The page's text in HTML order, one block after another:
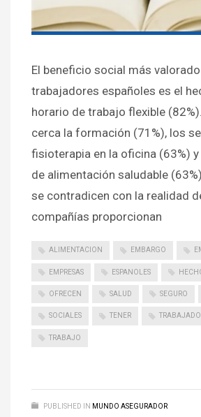
El beneficio social más
trabajadores españoles es el
horario de trabajo flexible
cerca la formación (71%), los
fisioterapia en la oficina (63%)
de alimentación saludable
se contradicen con la realidad
compañías proporcionan
ALIMENTACION EMBARGO
EMPRESAS ESPANOLES
OFRECEN SALUD SEGURO
SOCIALES TENER
TRABAJO
PUBLISHED IN MUNDO ASEGURADOR